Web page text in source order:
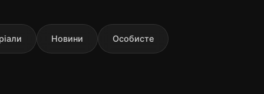
Новини Особисте